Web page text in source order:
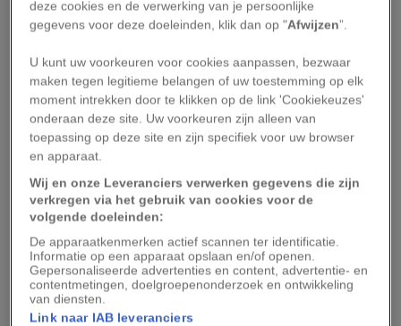
een steenworp van het huidige Oaxaca de Juárez.
‘Ze noemden zichzelf het Wolkenvolk,’ vertelt dr.
Jorge Vera, eigenaar van het mescalhuis Convite,
in de auto naar zijn palenque. ‘Ze geloofden dat
hun leiders uit de wolken waren neergedaald.
Ook ontwikkelden ze een schrift dat werd
overgenomen door de Maya’s en de Azteken.’
Vera lacht. ‘O ja, en daarnaast aanbaden ze nogal
wat goden die vaak werden geëerd door ritueel
te aderlaten en mensenoffers te brengen.
Tegenwoordig zijn er nog ongeveer
driehonderdduizend inwoners van de staat
Oaxaca die directe afstammen van de Zapoteken,’
deze cookies en de verwerking van je persoonlijke
gegevens voor deze doeleinden, klik dan op "Afwijzen”.
U kunt uw voorkeuren voor cookies aanpassen, bezwaar
maken tegen legitieme belangen of uw toestemming op elk
moment intrekken door te klikken op de link 'Cookiekeuzes'
onderaan deze site. Uw voorkeuren zijn alleen van
toepassing op deze site en zijn specifiek voor uw browser
en apparaat.
Wij en onze Leveranciers verwerken gegevens die zijn
verkregen via het gebruik van cookies voor de
volgende doeleinden:
De apparaatkenmerken actief scannen ter identificatie.
Informatie op een apparaat opslaan en/of openen.
Gepersonaliseerde advertenties en content, advertentie- en
contentmetingen, doelgroepenonderzoek en ontwikkeling
van diensten.
Link naar IAB leveranciers